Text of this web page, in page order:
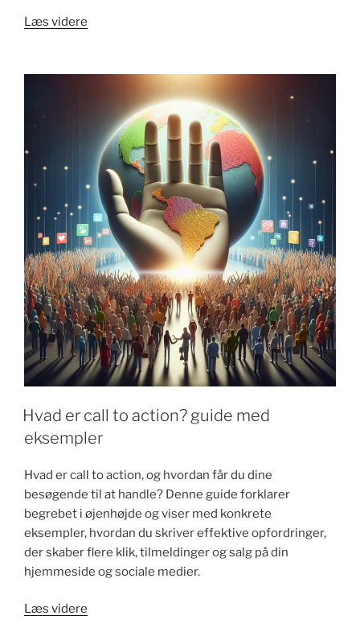
Læs videre
eksempel:
klare
tips"
Hvad er call to action? guide med
eksempler
Hvad er call to action, og hvordan får du dine
besøgende til at handle? Denne guide forklarer
begrebet i øjenhøjde og viser med konkrete
eksempler, hvordan du skriver effektive opfordringer,
der skaber flere klik, tilmeldinger og salg på din
hjemmeside og sociale medier.
Læs videre